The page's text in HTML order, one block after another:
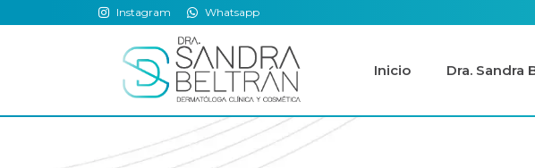
Instagram Whatsapp
Inicio Dra. Sandra